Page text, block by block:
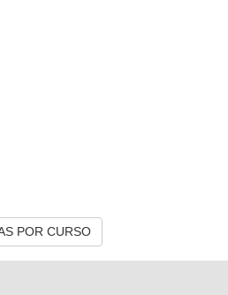
POR CURSO